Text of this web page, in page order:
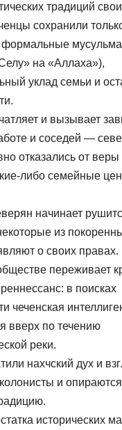
традиций
сохранили
формальные
на «Аллаха»),
уклад семьи и
и вызывает
и соседей —
отказались от
либо семейные
начинает
из
о своих правах.
переживает
в поисках
чеченская
вверх по течению
реки.
нахчский дух и
и
исторических